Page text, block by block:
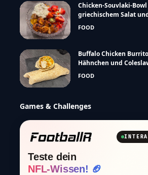
Chicken-Souvlaki-
griechischem Salat
FOOD
Buffalo Chicken
Hähnchen und
FOOD
Games & Challenges
Teste dein
NFL-Wissen! 🏈